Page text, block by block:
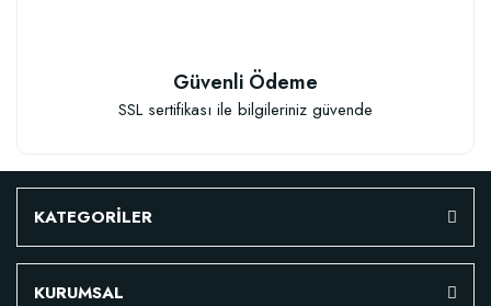
Güvenli Ödeme
SSL sertifikası ile bilgileriniz güvende
KATEGORİLER
KURUMSAL